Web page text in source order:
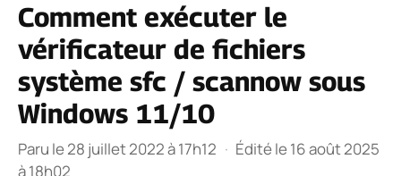
Comment exécuter le
vérificateur de fichiers
système sfc / scannow sous
Windows 11/10
Paru le 28 juillet 2022 à 17h12 · Édité le 16 août 2025
à 18h02